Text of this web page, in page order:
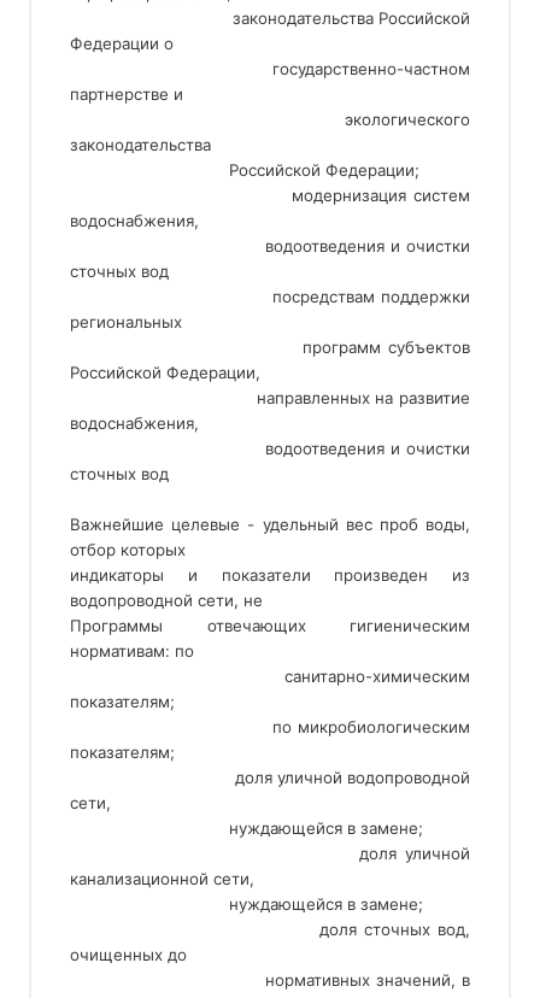
Федерации о
партнерстве и
законодательства
                                 Российской Федерации;
водоснабжения,
сточных вод
региональных
Российской Федерации,
водоснабжения,
сточных вод
Важнейшие целевые - удельный вес проб воды,
отбор которых
индикаторы и показатели произведен из
водопроводной сети, не
Программы отвечающих гигиеническим
нормативам: по
показателям;
показателям;
сети,
                                 нуждающейся в замене;
канализационной сети,
                                 нуждающейся в замене;
очищенных до